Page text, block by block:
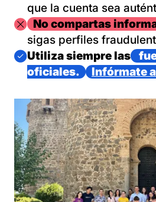
que la cuenta sea
ImagenNo compartas
sigas perfiles
Imagen
Utiliza siempre las
oficiales.
Infórmate